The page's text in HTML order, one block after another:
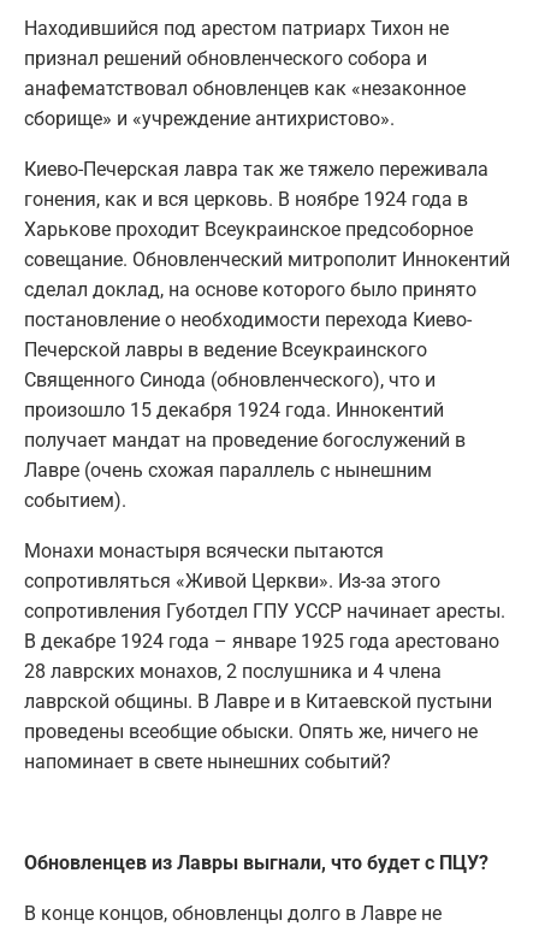
Находившийся под арестом патриарх Тихон не
признал решений обновленческого собора и
анафематствовал обновленцев как «незаконное
сборище» и «учреждение антихристово».
Киево-Печерская лавра так же тяжело переживала
гонения, как и вся церковь. В ноябре 1924 года в
Харькове проходит Всеукраинское предсоборное
совещание. Обновленческий митрополит Иннокентий
сделал доклад, на основе которого было принято
постановление о необходимости перехода Киево-
Печерской лавры в ведение Всеукраинского
Священного Синода (обновленческого), что и
произошло 15 декабря 1924 года. Иннокентий
получает мандат на проведение богослужений в
Лавре (очень схожая параллель с нынешним
событием).
Монахи монастыря всячески пытаются
сопротивляться «Живой Церкви». Из-за этого
сопротивления Губотдел ГПУ УССР начинает аресты.
В декабре 1924 года – январе 1925 года арестовано
28 лаврских монахов, 2 послушника и 4 члена
лаврской общины. В Лавре и в Китаевской пустыни
проведены всеобщие обыски. Опять же, ничего не
напоминает в свете нынешних событий?
Обновленцев из Лавры выгнали, что будет с ПЦУ?
В конце концов, обновленцы долго в Лавре не